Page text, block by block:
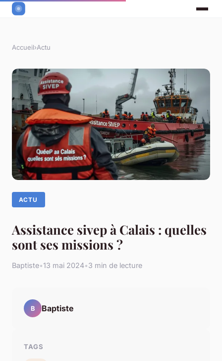
Accueil›Actu
ACTU
Assistance sivep à Calais : quelles
sont ses missions ?
Baptiste•13 mai 2024•3 min de lecture
B Baptiste
TAGS